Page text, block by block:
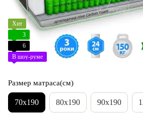
Хит
3
6
В шоу-руме
Размер матраса(см)
70х190 80х190 90x190